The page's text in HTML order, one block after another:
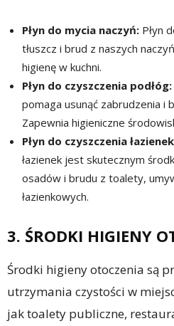
Płyn do mycia naczyń: Płyn
tłuszcz i brud z naszych
higienę w kuchni.
Płyn do czyszczenia podłóg:
pomaga usunąć zabrudzenia i
Zapewnia higieniczne
Płyn do czyszczenia
łazienek jest skutecznym
osadów i brudu z toalety,
łazienkowych.
3. ŚRODKI HIGIENY
Środki higieny otoczenia są
utrzymania czystości w
jak toalety publiczne,